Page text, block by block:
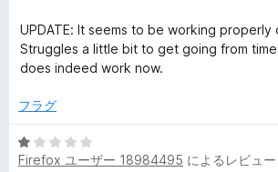
UPDATE: It seems to be working properly
Struggles a little bit to get going from
does indeed work now.
フラグ
5
段
Firefox ユーザー 18984495 によるレビュ